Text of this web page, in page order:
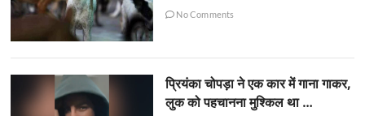
No Comments
प्रियंका चोपड़ा ने एक कार में गाना गाकर,
लुक को पहचानना मुश्किल था …